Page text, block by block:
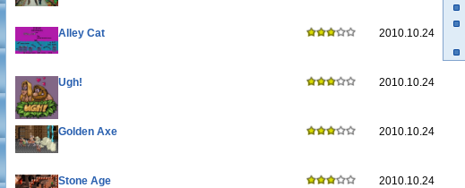
Alley Cat 2010.10.24
Ugh! 2010.10.24
Golden Axe 2010.10.24
Stone Age 2010.10.24